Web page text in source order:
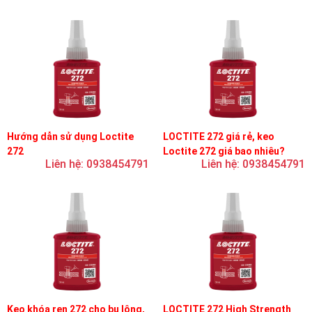
Hướng dẫn sử dụng Loctite
272
Liên hệ: 0938454791
LOCTITE 272 giá rẻ, keo
Loctite 272 giá bao nhiêu?
Liên hệ: 0938454791
Keo khóa ren 272 cho bu lông, LOCTITE 272 High Strength